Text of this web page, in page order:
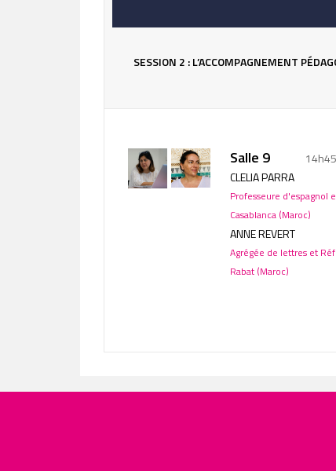
SESSION 2 : L’ACCOMPAGNEMENT
Salle 9
CLELIA PARRA
Professeure d'espagnol
Casablanca (Maroc)
ANNE REVERT
Agrégée de lettres et
Rabat (Maroc)